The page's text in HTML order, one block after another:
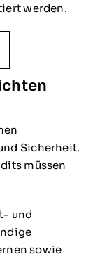
werden.
Sicherheit.
müssen
und
sowie